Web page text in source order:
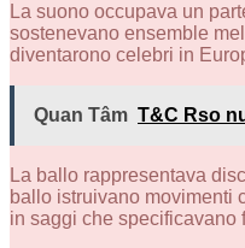
La suono occupava un
sostenevano ensemble
diventarono celebri in
Quan Tâm T&C Rso
La ballo rappresentava
ballo istruivano movimenti
in saggi che